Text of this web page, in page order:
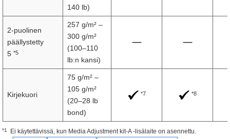
140 lb)
2-puolinen
päällystetty
5 *5
257 g/m² –
300 g/m²
(100–110
lb:n kansi)
Kirjekuori
75 g/m² –
105 g/m²
(20–28 lb
bond)
*7 *8
*1 Ei käytettävissä, kun Media Adjustment kit-A ‑lisälaite on asennettu.